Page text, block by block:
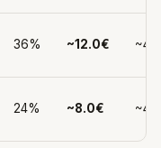
36% ~12.0€
24% ~8.0€